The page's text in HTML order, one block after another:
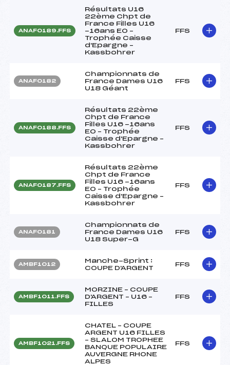
ANAF0189.FFS
Résultats U16
22ème Chpt de
France Filles U16
-16ans EO –
Trophée Caisse
d'Epargne –
Kassbohrer
FFS
ANAF0182
Championnats de
France Dames U16
U18 Géant
FFS
ANAF0188.FFS
Résultats 22ème
Chpt de France
Filles U16 -16ans
EO – Trophée
Caisse d'Epargne –
Kassbohrer
FFS
ANAF0187.FFS
Résultats 22ème
Chpt de France
Filles U16 -16ans
EO – Trophée
Caisse d'Epargne –
Kassbohrer
FFS
ANAF0181
Championnats de
France Dames U16
U18 Super-G
FFS
AMBF1012
Manche-Sprint :
COUPE D'ARGENT
FFS
AMBF1011.FFS
MORZINE – COUPE
D'ARGENT – U16 –
FILLES
FFS
AMBF1021.FFS
CHATEL – COUPE
ARGENT U16 FILLES
– SLALOM TROPHEE
BANQUE POPULAIRE
AUVERGNE RHONE
ALPES
FFS